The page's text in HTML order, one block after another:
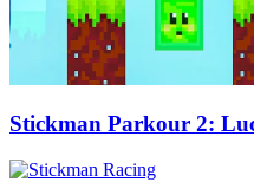
Stickman Parkour 2: